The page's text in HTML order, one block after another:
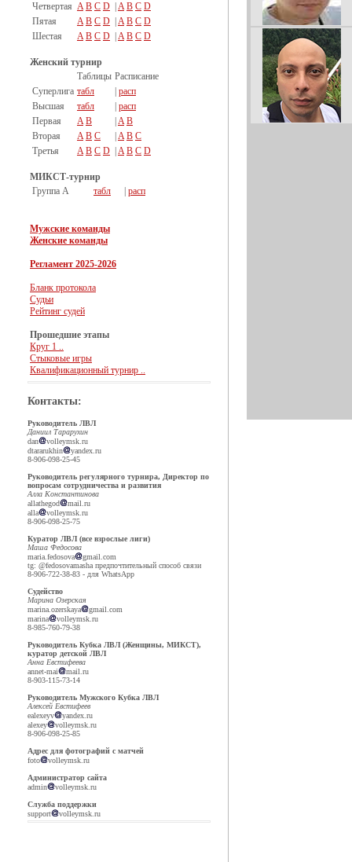
Четвертая A B C D A B C D
Пятая
A B C D A B C D
Шестая
A B C D A B C D
Женский турнир
Таблицы Расписание
Суперлига табл
расп
Высшая
табл
расп
Первая
A B A B
Вторая
A B C A B C
Третья
A B C D A B C D
МИКСТ-турнир
Группа А
табл расп
Мужские команды
Женские команды
Регламент 2025-2026
Бланк протокола
Судьи
Рейтинг судей
Прошедшие этапы
Круг 1 ..
Стыковые игры
Квалификационный турнир ..
Контакты:
Руководитель ЛВЛ
Даниил Тарарухин
dan
volleymsk.ru
dtararukhin
yandex.ru
8-906-098-25-45
Руководитель регулярного турнира, Директор по
вопросам сотрудничества и развития
Алла Константинова
allathegod
mail.ru
alla
volleymsk.ru
8-906-098-25-75
Куратор ЛВЛ (все взрослые лиги)
Маша Федосова
maria.fedosova
gmail.com
tg: @fedosovamasha предпочтительный способ связи
8-906-722-38-83 - для WhatsApp
Судейство
Марина Озерская
marina.ozerskaya
gmail.com
marina
volleymsk.ru
8-985-760-79-38
Руководитель Кубка ЛВЛ (Женщины, МИКСТ),
куратор детской ЛВЛ
Анна Евстифеева
annet-mai
mail.ru
8-903-115-73-14
Руководитель Мужского Кубка ЛВЛ
Алексей Евстифеев
ealexeyv
yandex.ru
alexey
volleymsk.ru
8-906-098-25-85
Адрес для фотографий с матчей
foto
volleymsk.ru
Администратор сайта
admin
volleymsk.ru
Служба поддержки
support
volleymsk.ru